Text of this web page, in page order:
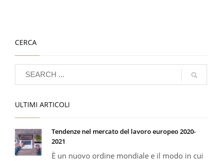
CERCA
ULTIMI ARTICOLI
Tendenze nel mercato del lavoro europeo 2020-
2021
È un nuovo ordine mondiale e il modo in cui